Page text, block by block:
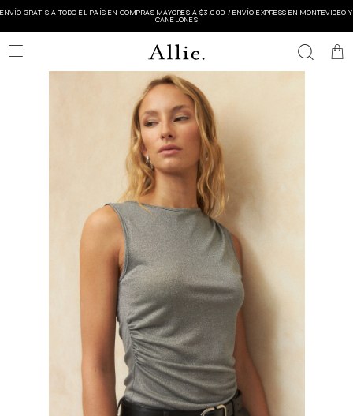
ENVÍO GRATIS A TODO EL PAÍS EN COMPRAS MAYORES A $3.000 / ENVÍO EXPRESS EN MONTEVIDEO Y
CANELONES
